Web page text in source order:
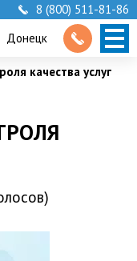
8 (800) 511-81-86
Донецк
качества услуг